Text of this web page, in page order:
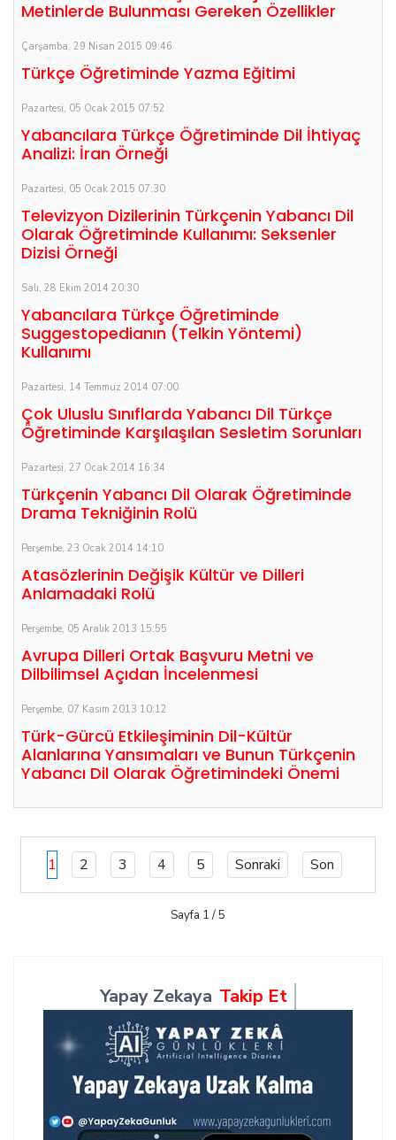
Metinlerde Bulunması Gereken Özellikler
Çarşamba, 29 Nisan 2015 09:46
Türkçe Öğretiminde Yazma Eğitimi
Pazartesi, 05 Ocak 2015 07:52
Yabancılara Türkçe Öğretiminde Dil İhtiyaç
Analizi: İran Örneği
Pazartesi, 05 Ocak 2015 07:30
Televizyon Dizilerinin Türkçenin Yabancı Dil
Olarak Öğretiminde Kullanımı: Seksenler
Dizisi Örneği
Salı, 28 Ekim 2014 20:30
Yabancılara Türkçe Öğretiminde
Suggestopedianın (Telkin Yöntemi)
Kullanımı
Pazartesi, 14 Temmuz 2014 07:00
Çok Uluslu Sınıflarda Yabancı Dil Türkçe
Öğretiminde Karşılaşılan Sesletim Sorunları
Pazartesi, 27 Ocak 2014 16:34
Türkçenin Yabancı Dil Olarak Öğretiminde
Drama Tekniğinin Rolü
Perşembe, 23 Ocak 2014 14:10
Atasözlerinin Değişik Kültür ve Dilleri
Anlamadaki Rolü
Perşembe, 05 Aralık 2013 15:55
Avrupa Dilleri Ortak Başvuru Metni ve
Dilbilimsel Açıdan İncelenmesi
Perşembe, 07 Kasım 2013 10:12
Türk-Gürcü Etkileşiminin Dil-Kültür
Alanlarına Yansımaları ve Bunun Türkçenin
Yabancı Dil Olarak Öğretimindeki Önemi
1 2 3 4 5 Sonraki Son
Sayfa 1 / 5
Yapay Zekaya Takip Et